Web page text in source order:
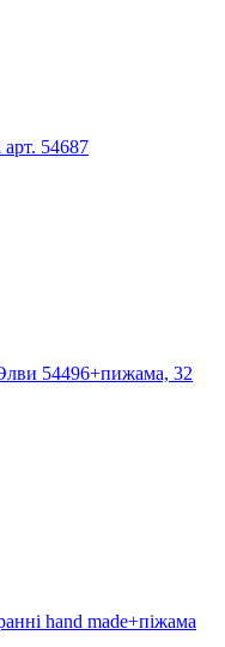
54687
54496+пижама, 32
hand made+піжама